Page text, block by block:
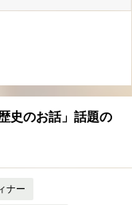
史のお話」話題の
ナー